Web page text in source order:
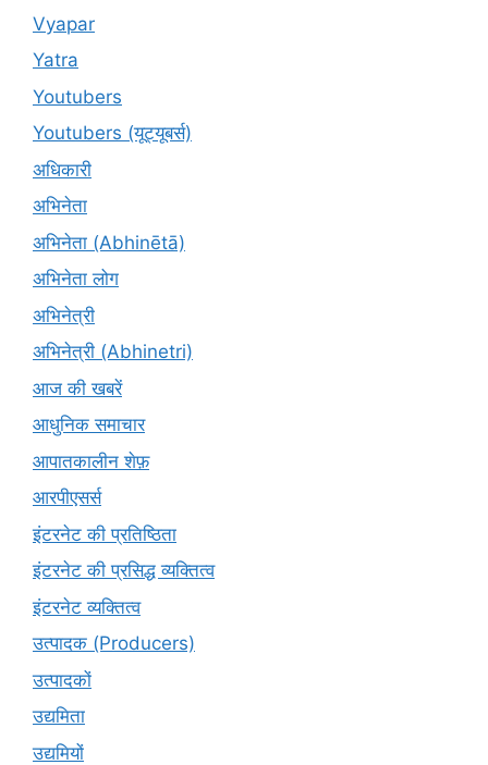
Vyapar
Yatra
Youtubers
Youtubers (यूट्यूबर्स)
अधिकारी
अभिनेता
अभिनेता (Abhinētā)
अभिनेता लोग
अभिनेत्री
अभिनेत्री (Abhinetri)
आज की खबरें
आधुनिक समाचार
आपातकालीन शेफ़
आरपीएसर्स
इंटरनेट की प्रतिष्ठिता
इंटरनेट की प्रसिद्ध व्यक्तित्व
इंटरनेट व्यक्तित्व
उत्पादक (Producers)
उत्पादकों
उद्यमिता
उद्यमियों